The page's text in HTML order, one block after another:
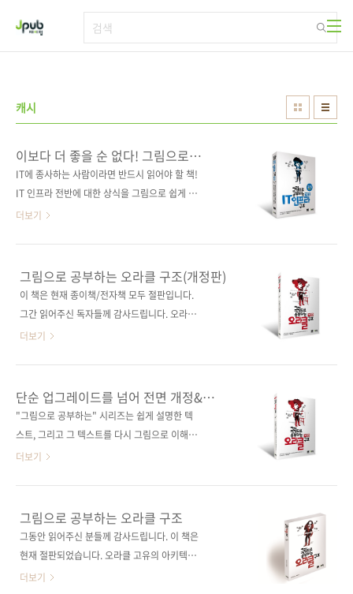
캐시
이보다 더 좋을 순 없다! 그림으로
이해하는 인프라 구조의 모든 것!
IT에 종사하는 사람이라면 반드시 읽어야 할 책!
IT 인프라 전반에 대한 상식을 그림으로 쉽게 이
해한다! "기본이 제일 중요하다."라는 말이 있
본적인 것이 결국 모든 지식을 지탱하는 가장 중
요한 요소라는 의미일텐데요. 학생 때는 무심코
흘려들었던 말이었지만, 나이를 먹고 나서야 저
의미가 마음과 머리에 다가오는 것 같습니다. IT
기술에 있어 '인프라'도 위와 같은 의미이지 않을
있어서 가장 중요한 것이 인프라 기술 전반의 구
조와 개념 파악이라고 할 수 있습니다. 이렇듯 그
무엇보다 구조와 개념 파악이 가장 중요한..
더보기
그림으로 공부하는 오라클 구조(개정판)
이 책은 현재 종이책/전자책 모두 절판입니다.
그간 읽어주신 독자들께 감사드립니다. 오라클
데이터베이스의 구조와 본질을 그림으로 쉽게
판매를 보인 ‘그림으로 공부하는’ 시리즈의 대표
작! 도서 구매 사이트(가나다순)[교보문고] [도서
11번가] [반디앤루니스] [알라딘] [영풍문고] [예
(가나다순)[교보문고] [구글북스] [리디북스] [알
라딘] [예스이십사] [인터파크] 출판사 제이펍원
Oracleの仕組み(ISBN 9784798157696)저
자명 스기타 아츠시, 야마모토 유미코, 오다 케이
지, 츠지이 유카, 테라무라 료감수자명 오다 ..
더보기
단순 업그레이드를 넘어 전면 개정&
재번역한 오라클 스테디셀러!
"그림으로 공부하는" 시리즈는 쉽게 설명한 텍
스트, 그리고 그 텍스트를 다시 그림으로 이해하
기 쉽게 표현하는 일본 책 특유의 장점을 정말 잘
부 이상 판매된 "그림으로 공부하는" 시리즈, 그
세 번째 책인 《그림으로 공부하는 오라클 구
조》(1판)을 개정한 이번 책 또한 오라클을 처음
시작한 초급자들이 부담을 느끼지 않도록 쉽게
더보기
그림으로 공부하는 오라클 구조
그동안 읽어주신 분들께 감사드립니다. 이 책은
현재 절판되었습니다. 오라클 고유의 아키텍처
와 동작을 그림으로 이해하자! 일본에서 50만 부
더보기